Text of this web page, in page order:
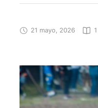
21 mayo, 2026 1